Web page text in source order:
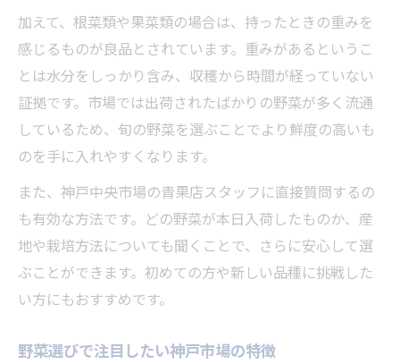
方
市場でしか手に入らない神戸の旬野菜を探
そう
野菜選びに迷ったときの神戸市場活用術
神戸中央市場で迷った時の野菜選びの工夫
市場スタッフに聞く神戸野菜のおすすめ情
報
神戸中央市場で迷わず野菜を選ぶためのポ
イント
野菜選びに困ったら神戸中央市場で相談し
よう
コツ
加えて、根菜類や果菜類の場合は、持ったときの重みを
感じるものが良品とされています。重みがあるというこ
とは水分をしっかり含み、収穫から時間が経っていない
証拠です。市場では出荷されたばかりの野菜が多く流通
しているため、旬の野菜を選ぶことでより鮮度の高いも
のを手に入れやすくなります。
また、神戸中央市場の青果店スタッフに直接質問するの
も有効な方法です。どの野菜が本日入荷したものか、産
地や栽培方法についても聞くことで、さらに安心して選
ぶことができます。初めての方や新しい品種に挑戦した
い方にもおすすめです。
野菜選びで注目したい神戸市場の特徴